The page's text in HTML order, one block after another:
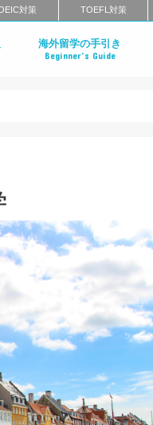
対策 TOEFL対策
海外留学の手引き
Beginner’s Guide